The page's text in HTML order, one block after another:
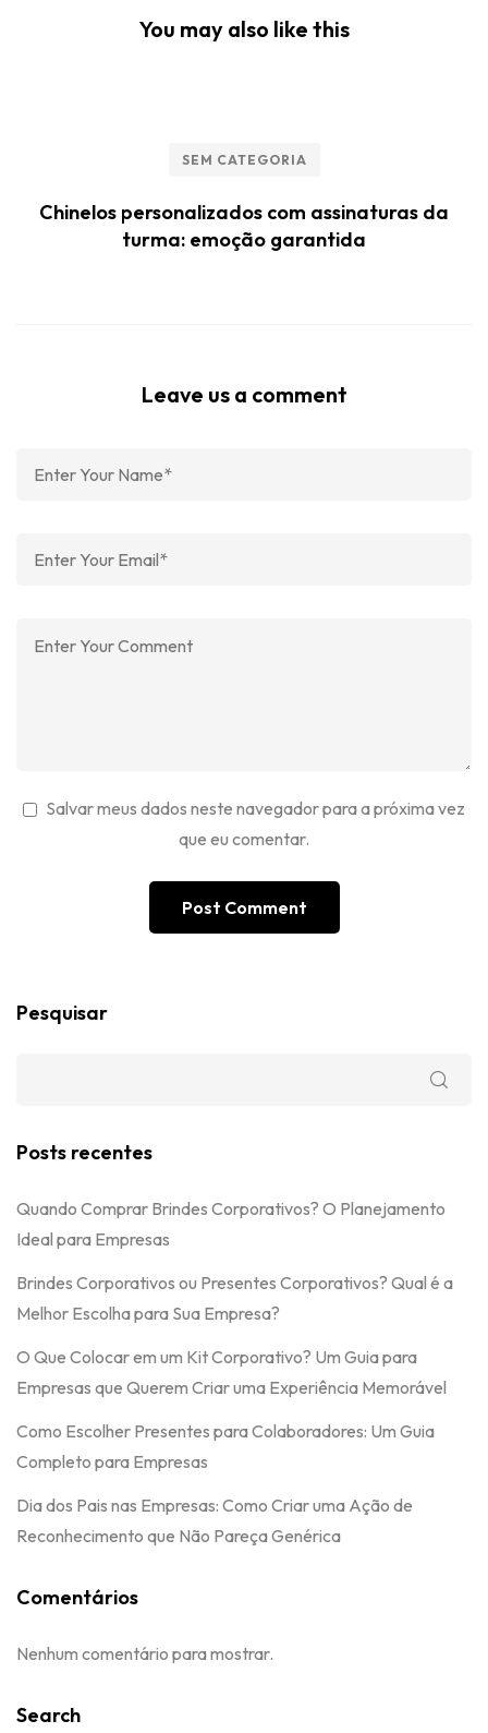
You may also like this
SEM CATEGORIA
Chinelos personalizados com assinaturas da
turma: emoção garantida
Leave us a comment
Salvar meus dados neste navegador para a próxima vez
que eu comentar.
Pesquisar
Posts recentes
Quando Comprar Brindes Corporativos? O Planejamento
Ideal para Empresas
Brindes Corporativos ou Presentes Corporativos? Qual é a
Melhor Escolha para Sua Empresa?
O Que Colocar em um Kit Corporativo? Um Guia para
Empresas que Querem Criar uma Experiência Memorável
Como Escolher Presentes para Colaboradores: Um Guia
Completo para Empresas
Dia dos Pais nas Empresas: Como Criar uma Ação de
Reconhecimento que Não Pareça Genérica
Comentários
Nenhum comentário para mostrar.
Search